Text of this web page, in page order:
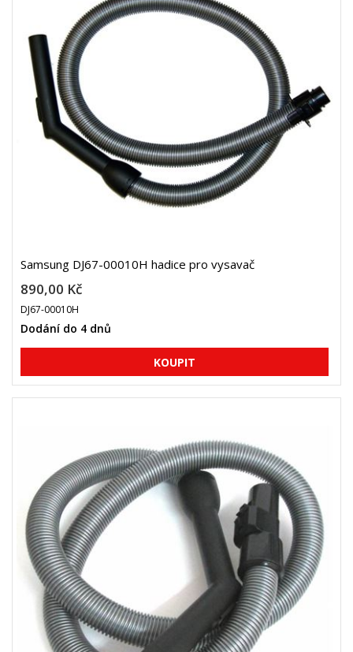
Samsung DJ67-00010H hadice pro vysavač
890,00 Kč
DJ67-00010H
Dodání do 4 dnů